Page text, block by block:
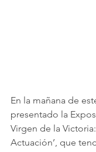
En la mañana de
presentado la
Virgen de la
Actuación’, que